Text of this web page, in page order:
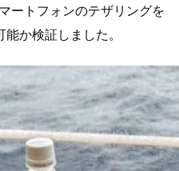
ートフォンのテザリングを
か検証しました。